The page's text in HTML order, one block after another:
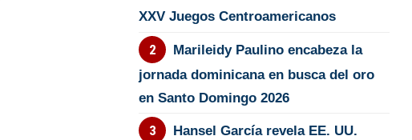
XXV Juegos Centroamericanos
Marileidy Paulino encabeza la
jornada dominicana en busca del oro
en Santo Domingo 2026
Hansel García revela EE. UU.